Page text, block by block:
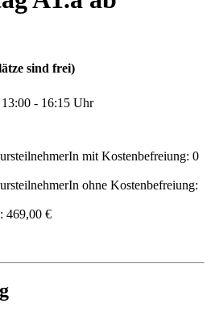
sind frei)
- 16:15 Uhr
mit Kostenbefreiung: 0
ohne Kostenbefreiung:
469,00 €